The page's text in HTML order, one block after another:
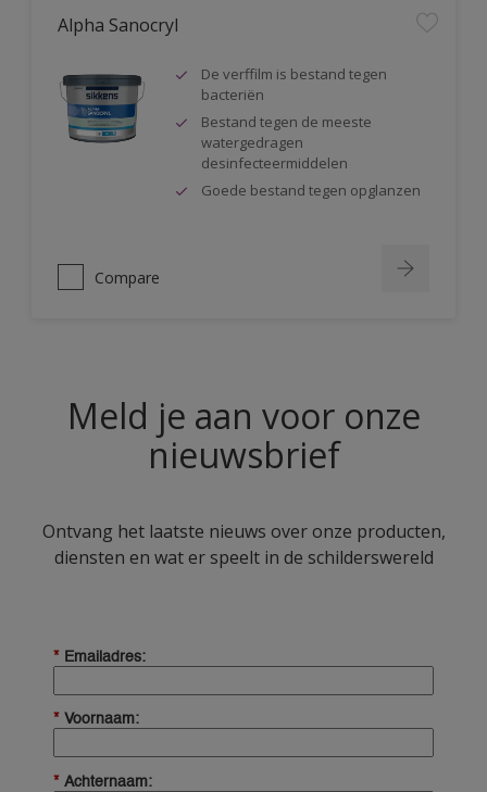
Alpha Sanocryl
De verffilm is bestand tegen
bacteriën
Bestand tegen de meeste
watergedragen
desinfecteermiddelen
Goede bestand tegen opglanzen
Compare
Meld je aan voor onze
nieuwsbrief
Ontvang het laatste nieuws over onze producten,
diensten en wat er speelt in de schilderswereld